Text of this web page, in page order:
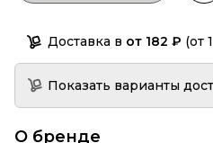
Доставка в от 182 ₽ (от
Показать варианты
О бренде